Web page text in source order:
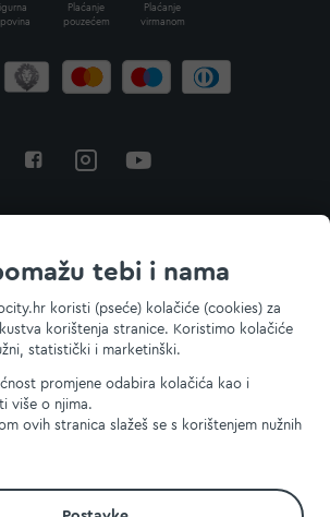
tebi i nama
koristi (pseće) kolačiće (cookies) za
korištenja stranice. Koristimo kolačiće
statistički i marketinški.
promjene odabira kolačića kao i
više o njima.
ovih stranica slažeš se s korištenjem nužnih
Plaćanje
pouzećem
Plaćanje
virmanom
ZOOCITY. Sva prava zadržana.